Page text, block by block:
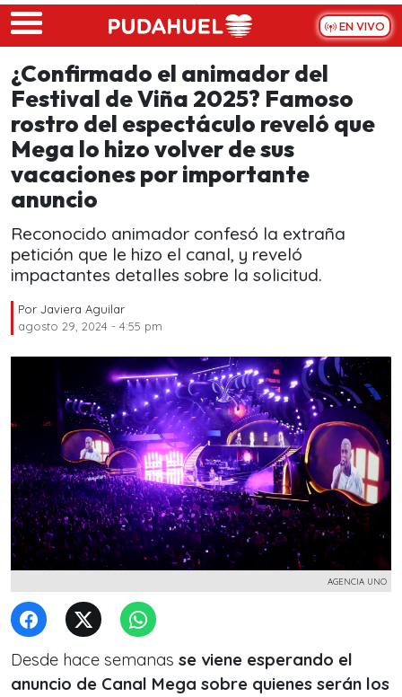
Skip to main content
EN VIVO
¿Confirmado el animador del
Festival de Viña 2025? Famoso
rostro del espectáculo reveló que
Mega lo hizo volver de sus
vacaciones por importante
anuncio
Reconocido animador confesó la extraña
petición que le hizo el canal, y reveló
impactantes detalles sobre la solicitud.
Por Javiera Aguilar
agosto 29, 2024 - 4:55 pm
AGENCIA UNO
Desde hace semanas se viene esperando el
anuncio de Canal Mega sobre quienes serán los